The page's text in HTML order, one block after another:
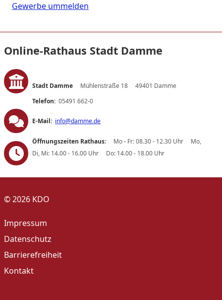
Gewerbe ummelden
Online-Rathaus Stadt Damme
Stadt Damme Mühlenstraße 1849401 Damme
Telefon: 05491 662-0
E-Mail: info@damme.de
Öffnungszeiten Rathaus: Mo - Fr: 08.30 - 12.30 Uhr Mo,
Di, Mi: 14.00 - 16.00 Uhr Do: 14.00 - 18.00 Uhr
© 2026 KDO
Impressum
Datenschutz
Barrierefreiheit
Kontakt